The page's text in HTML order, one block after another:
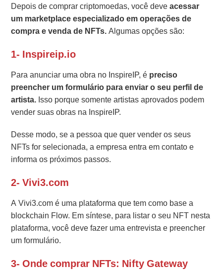
Depois de comprar criptomoedas, você deveacessar
um marketplace especializado em operações de
compra e venda de NFTs.Algumas opções são:
1- Inspireip.io
Para anunciar uma obra no InspireIP, é preciso
preencher um formulário para enviar o seu perfil de
artista. Isso porque somente artistas aprovados podem
vender suas obras na InspireIP.
Desse modo, se a pessoa que quer vender os seus
NFTs for selecionada, a empresa entra em contato e
informa os próximos passos.
2- Vivi3.com
A Vivi3.com é uma plataforma que tem como base a
blockchain Flow. Em síntese, para listar o seu NFT nesta
plataforma, você deve fazer uma entrevista e preencher
um formulário.
3- Onde comprar NFTs: Nifty Gateway